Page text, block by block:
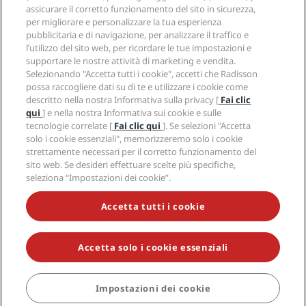
PRENOTA
Hotel Approvati per sport
Hotel per famiglie
Salute e sicurezza
Opportunità di lavoro in RHG
Opportunità di lavoro in PPHE
Opportunità di lavoro in EHL
The Club by RHG
Opportunità di sviluppo
Responsible Business
Approvvigionamento
Centro sulla privacy
Note legali
Termini e condizioni di Radisson Rewards
Termini e condizioni di utilizzo del sito
Accessibilità digitale
Dichiarazione sulla schiavitù moderna
Aiuto
Avvisi per i consumatori
Contatti
Domande frequenti
Mappa del sito
Social media
Marchi Radisson Hotels
NON LASCIARTI SFUGGIRE LE NOSTRE OFFERTE MIGLIORI
© 2026 Radisson Hotel Group. Tutti i diritti riservati. RHG Radisson
Hotel Group, Radisson, Radisson RED, Radisson Blu, Radisson Collection,
Radisson Individuals, Park Plaza, Park Inn, Country Inn & Suites, Prize by
Radisson, Radisson Rewards e Radisson Meetings sono marchi
commerciali di Radisson Hotel Group.
assicurare il corretto funzionamento del sito in sicurezza,
per migliorare e personalizzare la tua esperienza
pubblicitaria e di navigazione, per analizzare il traffico e
l’utilizzo del sito web, per ricordare le tue impostazioni e
supportare le nostre attività di marketing e vendita.
Selezionando "Accetta tutti i cookie", accetti che Radisson
possa raccogliere dati su di te e utilizzare i cookie come
descritto nella nostra Informativa sulla privacy [ Fai clic
qui] e nella nostra Informativa sui cookie e sulle
tecnologie correlate [ Fai clic qui]. Se selezioni "Accetta
solo i cookie essenziali", memorizzeremo solo i cookie
strettamente necessari per il corretto funzionamento del
sito web. Se desideri effettuare scelte più specifiche,
seleziona “Impostazioni dei cookie”.
Accetta tutti i cookie
Accetta solo i cookie essenziali
Impostazioni dei cookie